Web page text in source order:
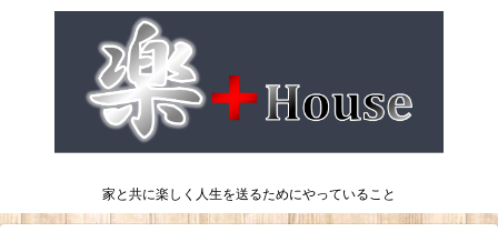
家と共に楽しく人生を送るためにやっていること